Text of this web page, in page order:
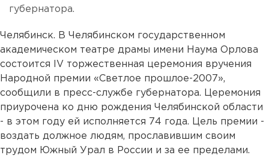
губернатора.
Челябинск. В Челябинском государственном
академическом театре драмы имени Наума Орлова
состоится IV торжественная церемония вручения
Народной премии «Светлое прошлое-2007»,
сообщили в пресс-службе губернатора. Церемония
приурочена ко дню рождения Челябинской области
- в этом году ей исполняется 74 года. Цель премии -
воздать должное людям, прославившим своим
трудом Южный Урал в России и за ее пределами.